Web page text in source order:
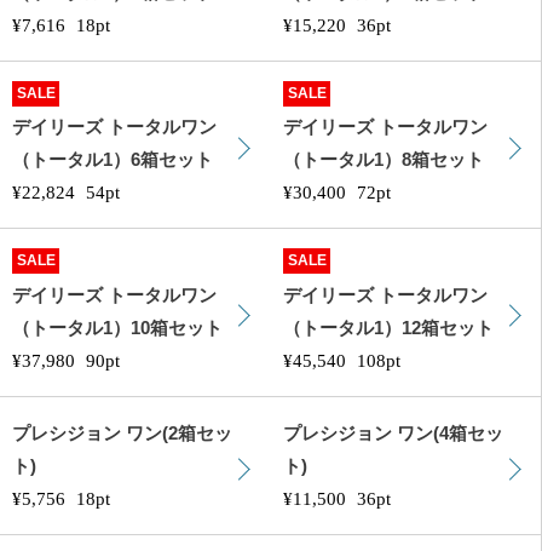
¥7,616
18pt
¥15,220 36pt
SALE
デイリーズ トータルワン
（トータル1）6箱セット
¥22,824 54pt
SALE
デイリーズ トータルワン
（トータル1）8箱セット
¥30,400
72pt
SALE
デイリーズ トータルワン
（トータル1）10箱セット
¥37,980 90pt
SALE
デイリーズ トータルワン
（トータル1）12箱セット
¥45,540
108pt
プレシジョン ワン(2箱セッ
ト)
¥5,756
18pt
プレシジョン ワン(4箱セッ
ト)
¥11,500 36pt